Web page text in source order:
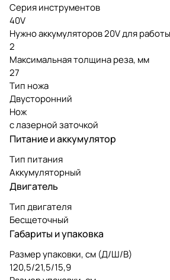
Серия инструментов
40V
Нужно аккумуляторов 20V для работы
2
Максимальная толщина реза, мм
27
Тип ножа
Двусторонний
Нож
с лазерной заточкой
Питание и аккумулятор
Тип питания
Аккумуляторный
Двигатель
Тип двигателя
Бесщеточный
Габариты и упаковка
Размер упаковки, см (Д/Ш/В)
120,5/21,5/15,9